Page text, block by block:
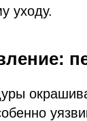
уходу.